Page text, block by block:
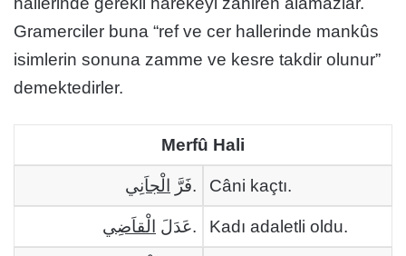
Gramerciler buna “ref ve cer hallerinde mankûs
isimlerin sonuna zamme ve kesre takdir olunur”
demektedirler.
Merfû Hali
فَرَّ الْجاَنِي . Câni kaçtı.
عَدَلَ الْقاَضِي . Kadı adaletli oldu.